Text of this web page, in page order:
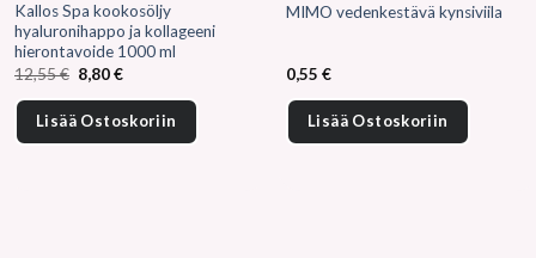
Kallos Spa kookosöljy
hyaluronihappo ja kollageeni
hierontavoide 1000 ml
12,55€ Alkuperäinen
hinta
oli:
12,55 €.
8,80€Nykyinen
on:
8,80 €.
Lisää Ostoskoriin
MIMO vedenkestävä kynsiviila
0,55€
Lisää Ostoskoriin